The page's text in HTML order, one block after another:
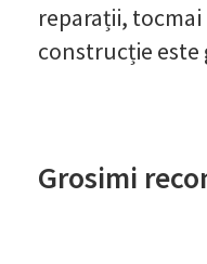
reparații,
construcție este
Grosimi